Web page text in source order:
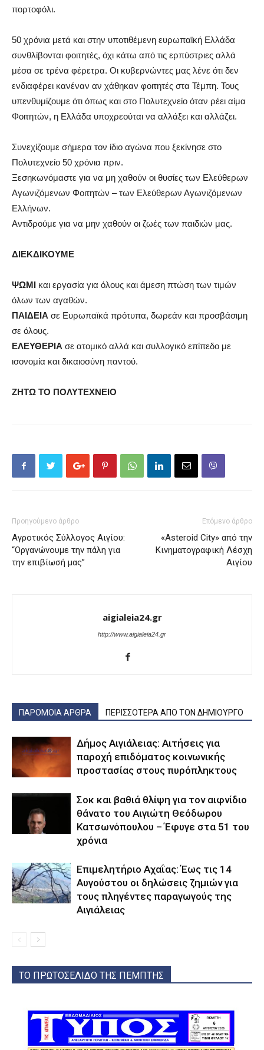
πορτοφόλι.
50 χρόνια μετά και στην υποτιθέμενη ευρωπαϊκή Ελλάδα
συνθλίβονται φοιτητές, όχι κάτω από τις ερπύστριες αλλά
μέσα σε τρένα φέρετρα. Οι κυβερνώντες μας λένε ότι δεν
ενδιαφέρει κανέναν αν χάθηκαν φοιτητές στα Τέμπη. Τους
υπενθυμίζουμε ότι όπως και στο Πολυτεχνείο όταν ρέει αίμα
Φοιτητών, η Ελλάδα υποχρεούται να αλλάξει και αλλάζει.
Συνεχίζουμε σήμερα τον ίδιο αγώνα που ξεκίνησε στο
Πολυτεχνείο 50 χρόνια πριν.
Ξεσηκωνόμαστε για να μη χαθούν οι θυσίες των Ελεύθερων
Αγωνιζόμενων Φοιτητών – των Ελεύθερων Αγωνιζόμενων
Ελλήνων.
Αντιδρούμε για να μην χαθούν οι ζωές των παιδιών μας.
ΔΙΕΚΔΙΚΟΥΜΕ
ΨΩΜΙ και εργασία για όλους και άμεση πτώση των τιμών
όλων των αγαθών.
ΠΑΙΔΕΙΑ σε Ευρωπαϊκά πρότυπα, δωρεάν και προσβάσιμη
σε όλους.
ΕΛΕΥΘΕΡΙΑ σε ατομικό αλλά και συλλογικό επίπεδο με
ισονομία και δικαιοσύνη παντού.
ΖΗΤΩ ΤΟ ΠΟΛΥΤΕΧΝΕΙΟ
Προηγούμενο άρθρο
Αγροτικός Σύλλογος Αιγίου:
“Οργανώνουμε την πάλη για
την επιβίωσή μας”
Επόμενο άρθρο
«Asteroid City» από την
Κινηματογραφική Λέσχη
Αιγίου
aigialeia24.gr
http://www.aigialeia24.gr
ΠΑΡΟΜΟΙΑ ΑΡΘΡΑ ΠΕΡΙΣΣΟΤΕΡΑ ΑΠΟ ΤΟΝ ΔΗΜΙΟΥΡΓΟ
Δήμος Αιγιάλειας: Αιτήσεις για
παροχή επιδόματος κοινωνικής
προστασίας στους πυρόπληκτους
Σοκ και βαθιά θλίψη για τον αιφνίδιο
θάνατο του Αιγιώτη Θεόδωρου
Κατσωνόπουλου – Έφυγε στα 51 του
χρόνια
Επιμελητήριο Αχαΐας: Έως τις 14
Αυγούστου οι δηλώσεις ζημιών για
τους πληγέντες παραγωγούς της
Αιγιάλειας
ΤΟ ΠΡΩΤΟΣΕΛΙΔΟ ΤΗΣ ΠΕΜΠΤΗΣ